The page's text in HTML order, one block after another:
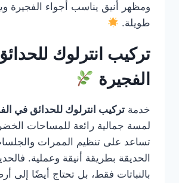
ومظهر أنيق يناسب أجواء الفجيرة
طويلة.
تركيب انترلوك
الفجيرة
خدمة تركيب انترلوك للحدائق في
لمسة جمالية رائعة للمساحات
تساعد على تنظيم الممرات
الحديقة بطريقة أنيقة وعملية.
بالنباتات فقط، بل تحتاج أيضًا إلى